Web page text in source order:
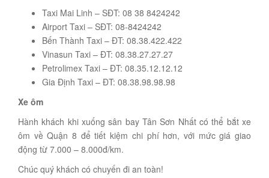
Taxi Mai Linh – SĐT: 08 38 8424242
Airport Taxi – SĐT: 08-8424242
Bến Thành Taxi – ĐT: 08.38.422.422
Vinasun Taxi – ĐT: 08.38.27.27.27
Petrolimex Taxi – ĐT: 08.35.12.12.12
Gia Định Taxi – ĐT: 08.38.98.98.98
Xe ôm
Hành khách khi xuống sân bay Tân Sơn Nhất có thể bắt xe
ôm về Quận 8 để tiết kiệm chi phí hơn, với mức giá giao
động từ 7.000 – 8.000đ/km.
Chúc quý khách có chuyến đi an toàn!